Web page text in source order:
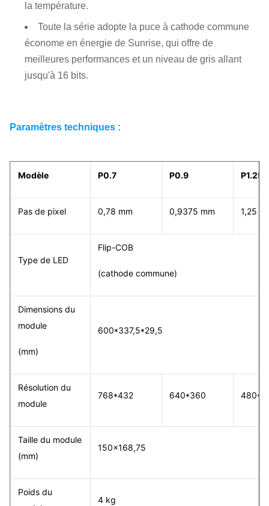
la température.
Toute la série adopte la puce à cathode commune
économe en énergie de Sunrise, qui offre de
meilleures performances et un niveau de gris allant
jusqu'à 16 bits.
Paramètres techniques :
Modèle P0.7 P0.9 P1.25
Pas de pixel 0,78 mm 0,9375 mm 1,25
Type de LED
Flip-COB
(cathode commune)
Dimensions du
module
(mm)
600*337,5*29,5
Résolution du
module
768*432 640*360
Taille du module
(mm)
150x168,75
Poids du
4 kg